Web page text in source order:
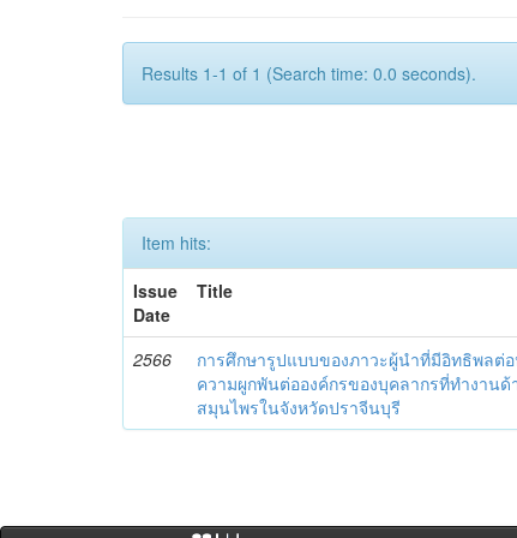
Results 1-1 of 1 (Search time: 0.0 seconds).
Item hits:
Issue
Date
Title
2566
การศึกษารูปแบบของภาวะผู้นำที่มีอิทธิพลต่
ความผูกพันต่อองค์กรของบุคลากรที่ทำงาน
สมุนไพรในจังหวัดปราจีนบุรี